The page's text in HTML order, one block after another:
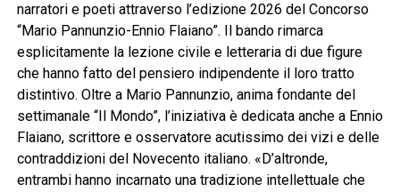
narratori e poeti attraverso l’edizione 2026 del Concorso
“Mario Pannunzio-Ennio Flaiano”. Il bando rimarca
esplicitamente la lezione civile e letteraria di due figure
che hanno fatto del pensiero indipendente il loro tratto
distintivo. Oltre a Mario Pannunzio, anima fondante del
settimanale “Il Mondo”, l’iniziativa è dedicata anche a Ennio
Flaiano, scrittore e osservatore acutissimo dei vizi e delle
contraddizioni del Novecento italiano. «D’altronde,
entrambi hanno incarnato una tradizione intellettuale che